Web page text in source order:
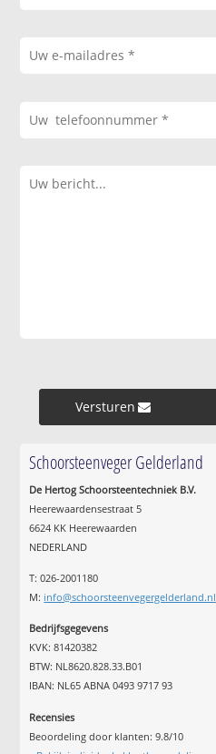
Versturen »
Schoorsteenveger Gelderland
De Hertog Schoorsteentechniek B.V.
Heerewaardensestraat 5
6624 KK Heerewaarden
NEDERLAND
T: 026-2001180
M: info@schoorsteenvegergelderland.nl
Bedrijfsgegevens
KVK: 81420382
BTW: NL8620.828.33.B01
IBAN: NL65 ABNA 0493 9717 93
Recensies
Beoordeling door klanten:9.8/10